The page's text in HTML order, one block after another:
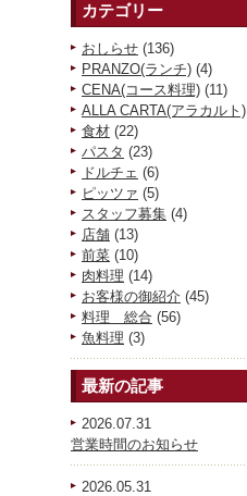
カテゴリー
おしらせ (136)
PRANZO(ランチ) (4)
CENA(コース料理) (11)
ALLA CARTA(アラカルト)
食材 (22)
パスタ (23)
ドルチェ (6)
ピッツァ (5)
スタッフ募集 (4)
店舗 (13)
前菜 (10)
肉料理 (14)
お客様の御紹介 (45)
料理 総合 (56)
魚料理 (3)
最新の記事
2026.07.31
営業時間のお知らせ
2026.05.31